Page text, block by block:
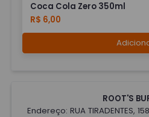
Coca Cola Zero 350ml
R$ 6,00
ROOT'S
Endereço: RUA TIRADENTES,